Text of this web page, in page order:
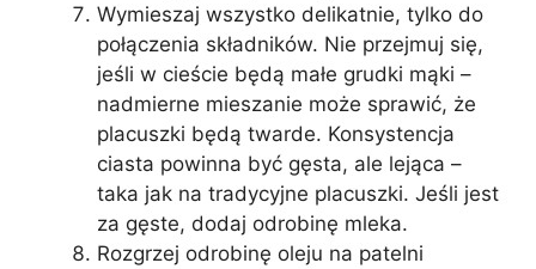
Wymieszaj wszystko delikatnie, tylko do
połączenia składników. Nie przejmuj się,
jeśli w cieście będą małe grudki mąki –
nadmierne mieszanie może sprawić, że
placuszki będą twarde. Konsystencja
ciasta powinna być gęsta, ale lejąca –
taka jak na tradycyjne placuszki. Jeśli jest
za gęste, dodaj odrobinę mleka.
Rozgrzej odrobinę oleju na patelni